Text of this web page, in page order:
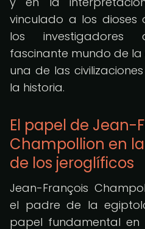
vinculado a los dioses
los
fascinante mundo de
una de las
la historia.
El papel de Jean-
Champollion en
de los jeroglíficos
Jean-François
el padre de la
papel fundamental